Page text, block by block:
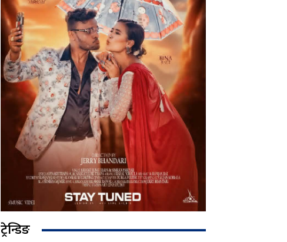
ट्रेन्डिङ